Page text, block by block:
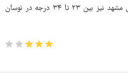
همچنین روز گذشته دمای هوای مشهد نیز بین ۲۳ تا ۳۴ درجه در نوسان